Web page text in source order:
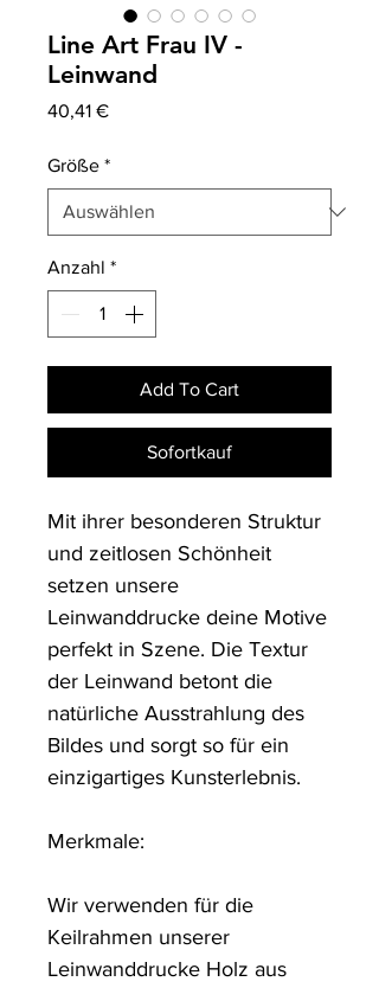
Line Art Frau IV -
Leinwand
40,41 €Preis
Größe *
Anzahl *
Add To Cart
Sofortkauf
Mit ihrer besonderen Struktur
und zeitlosen Schönheit
setzen unsere
Leinwanddrucke deine Motive
perfekt in Szene. Die Textur
der Leinwand betont die
natürliche Ausstrahlung des
Bildes und sorgt so für ein
einzigartiges Kunsterlebnis.
Merkmale:
Wir verwenden für die
Keilrahmen unserer
Leinwanddrucke Holz aus